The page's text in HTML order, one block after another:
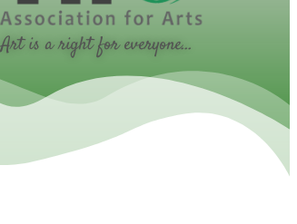
Art is a right for everyone...